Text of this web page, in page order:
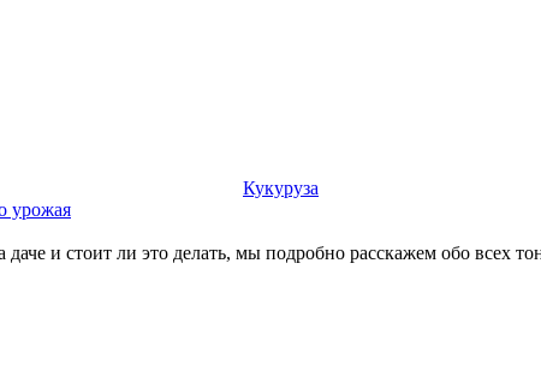
Кукуруза
урожая
и стоит ли это делать, мы подробно расскажем обо всех